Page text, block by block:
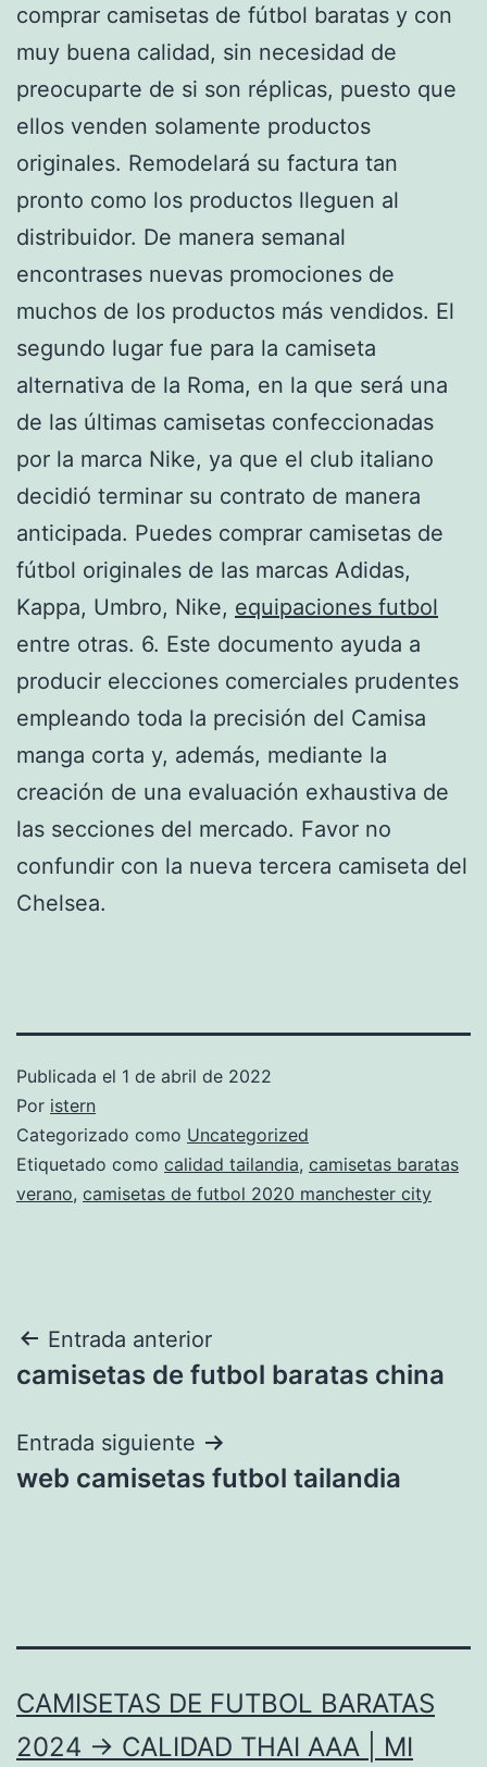
comprar camisetas de fútbol baratas y con
muy buena calidad, sin necesidad de
preocuparte de si son réplicas, puesto que
ellos venden solamente productos
originales. Remodelará su factura tan
pronto como los productos lleguen al
distribuidor. De manera semanal
encontrases nuevas promociones de
muchos de los productos más vendidos. El
segundo lugar fue para la camiseta
alternativa de la Roma, en la que será una
de las últimas camisetas confeccionadas
por la marca Nike, ya que el club italiano
decidió terminar su contrato de manera
anticipada. Puedes comprar camisetas de
fútbol originales de las marcas Adidas,
Kappa, Umbro, Nike, equipaciones futbol
entre otras. 6. Este documento ayuda a
producir elecciones comerciales prudentes
empleando toda la precisión del Camisa
manga corta y, además, mediante la
creación de una evaluación exhaustiva de
las secciones del mercado. Favor no
confundir con la nueva tercera camiseta del
Chelsea.
Publicada el 1 de abril de 2022
Por istern
Categorizado como Uncategorized
Etiquetado como calidad tailandia, camisetas baratas
verano, camisetas de futbol 2020 manchester city
Navegación
de
entradas
Entrada anterior
camisetas de futbol baratas china
Entrada siguiente
web camisetas futbol tailandia
CAMISETAS DE FUTBOL BARATAS
2024 → CALIDAD THAI AAA | MI